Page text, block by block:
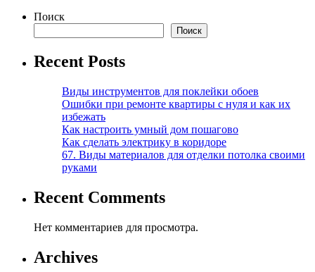
Поиск
Поиск
Recent Posts
Виды инструментов для поклейки обоев
Ошибки при ремонте квартиры с нуля и как их
избежать
Как настроить умный дом пошагово
Как сделать электрику в коридоре
67. Виды материалов для отделки потолка своими
руками
Recent Comments
Нет комментариев для просмотра.
Archives